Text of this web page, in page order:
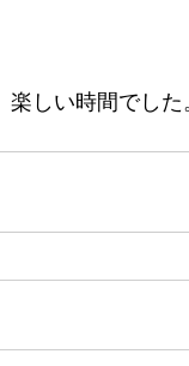
しい時間でし